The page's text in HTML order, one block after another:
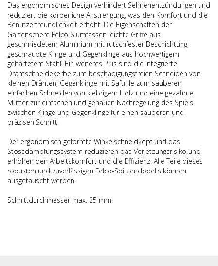
Das ergonomisches Design verhindert Sehnenentzündungen und
reduziert die körperliche Anstrengung, was den Komfort und die
Benutzerfreundlichkeit erhöht. Die Eigenschaften der
Gartenschere Felco 8 umfassen leichte Griffe aus
geschmiedetem Aluminium mit rutschfester Beschichtung,
geschraubte Klinge und Gegenklinge aus hochwertigem
gehärtetem Stahl. Ein weiteres Plus sind die integrierte
Drahtschneidekerbe zum beschädigungsfreien Schneiden von
kleinen Drähten, Gegenklinge mit Saftrille zum sauberen,
einfachen Schneiden von klebrigem Holz und eine gezahnte
Mutter zur einfachen und genauen Nachregelung des Spiels
zwischen Klinge und Gegenklinge für einen sauberen und
präzisen Schnitt.
Der ergonomisch geformte Winkelschneidkopf und das
Stossdämpfungssystem reduzieren das Verletzungsrisiko und
erhöhen den Arbeitskomfort und die Effizienz. Alle Teile dieses
robusten und zuverlässigen Felco-Spitzendodells können
ausgetauscht werden.
Schnittdurchmesser max. 25 mm.